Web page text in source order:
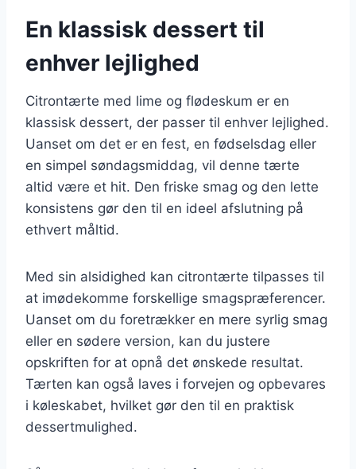
En klassisk dessert til
enhver lejlighed
Citrontærte med lime og flødeskum er en
klassisk dessert, der passer til enhver lejlighed.
Uanset om det er en fest, en fødselsdag eller
en simpel søndagsmiddag, vil denne tærte
altid være et hit. Den friske smag og den lette
konsistens gør den til en ideel afslutning på
ethvert måltid.
Med sin alsidighed kan citrontærte tilpasses til
at imødekomme forskellige smagspræferencer.
Uanset om du foretrækker en mere syrlig smag
eller en sødere version, kan du justere
opskriften for at opnå det ønskede resultat.
Tærten kan også laves i forvejen og opbevares
i køleskabet, hvilket gør den til en praktisk
dessertmulighed.